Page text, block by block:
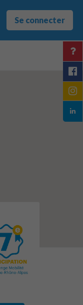
Se connecter